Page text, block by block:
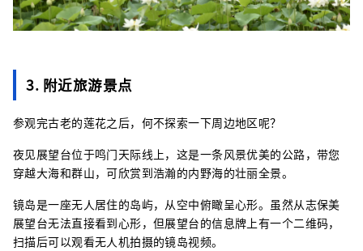
3. 附近旅游景点
参观完古老的莲花之后，何不探索一下周边地区呢？
夜见展望台位于鸣门天际线上，这是一条风景优美的公路，带您
穿越大海和群山，可欣赏到浩瀚的内野海的壮丽全景。
镜岛是一座无人居住的岛屿，从空中俯瞰呈心形。虽然从志保美
展望台无法直接看到心形，但展望台的信息牌上有一个二维码，
扫描后可以观看无人机拍摄的镜岛视频。